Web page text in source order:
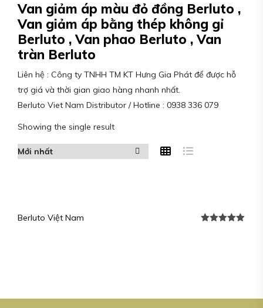
Van giảm áp màu đỏ đồng Berluto ,
Van giảm áp bằng thép không gỉ
Berluto , Van phao Berluto , Van
tràn Berluto
Liên hệ : Công ty TNHH TM KT Hưng Gia Phát để được hỗ
trợ giá và thời gian giao hàng nhanh nhất.
Berluto Viet Nam Distributor / Hotline : 0938 336 079
Showing the single result
Berluto Việt Nam